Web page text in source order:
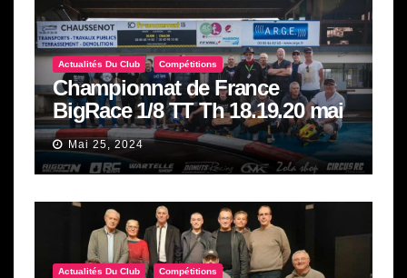
Actualités Du Club Compétitions
Championnat de France
BigRace 1/8 TT Th 18.19.20 mai
2024
Mai 25, 2024
Actualités Du Club Compétitions